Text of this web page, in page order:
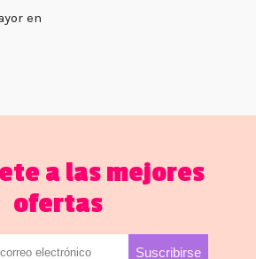
en
a las mejores
ofertas